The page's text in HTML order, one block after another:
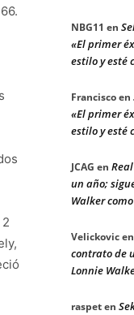
NBG11 en
«El primer
estilo y esté
Franciscoen
«El primer
estilo y esté
JCAG en
un año;
Walker
Velickovicen
contrato de
Lonnie
raspeten